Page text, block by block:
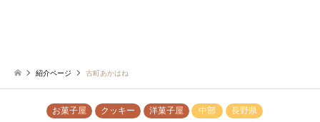
紹介ページ 古町あかはね
お菓子屋 クッキー 洋菓子屋 中部 長野県